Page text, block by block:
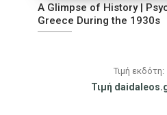
A Glimpse of History |
Greece During the 1930s
Τιμή εκδότη:
Τιμή